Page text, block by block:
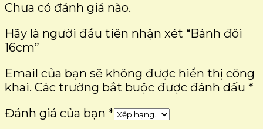
Chưa có đánh giá nào.
Hãy là người đầu tiên nhận xét “Bánh đôi
16cm”
Email của bạn sẽ không được hiển thị công
khai. Các trường bắt buộc được đánh dấu *
Đánh giá của bạn *